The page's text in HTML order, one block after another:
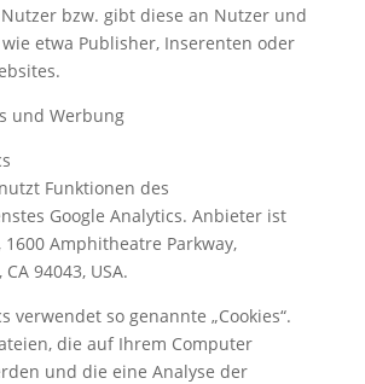
bzw. gibt diese an Nutzer und
etwa Publisher, Inserenten oder
und Werbung
Funktionen des
Google Analytics. Anbieter ist
1600 Amphitheatre Parkway,
94043, USA.
verwendet so genannte „Cookies“.
die auf Ihrem Computer
und die eine Analyse der